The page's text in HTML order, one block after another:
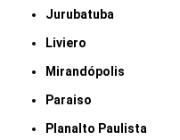
Jurubatuba
Liviero
Mirandópolis
Paraiso
Planalto Paulista